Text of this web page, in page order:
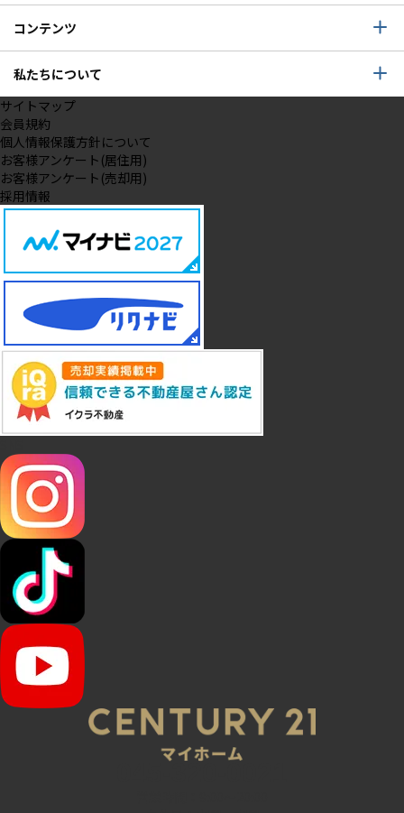
コンテンツ
私たちについて
サイトマップ
会員規約
個人情報保護方針について
お客様アンケート(居住用)
お客様アンケート(売却用)
採用情報